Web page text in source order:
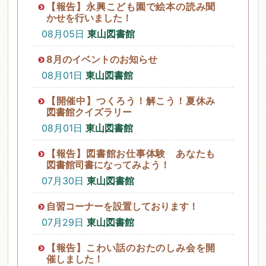
【報告】永興こども園で絵本の読み聞
かせを行いました！
08月05日 東山図書館
8月のイベントのお知らせ
08月01日 東山図書館
【開催中】つくろう！解こう！夏休み
図書館クイズラリー
08月01日 東山図書館
【報告】図書館お仕事体験 あなたも
図書館司書になってみよう！
07月30日 東山図書館
自習コーナーを設置しております！
07月29日 東山図書館
【報告】こわい話のおたのしみ会を開
催しました！